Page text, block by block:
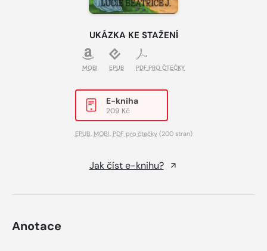
UKÁZKA KE STAŽENÍ
MOBI EPUB PDF PRO ČTEČKY
E-kniha
209 Kč
EPUB MOBI PDF pro čtečky(200 stran)
Jak číst e-knihu?
Anotace